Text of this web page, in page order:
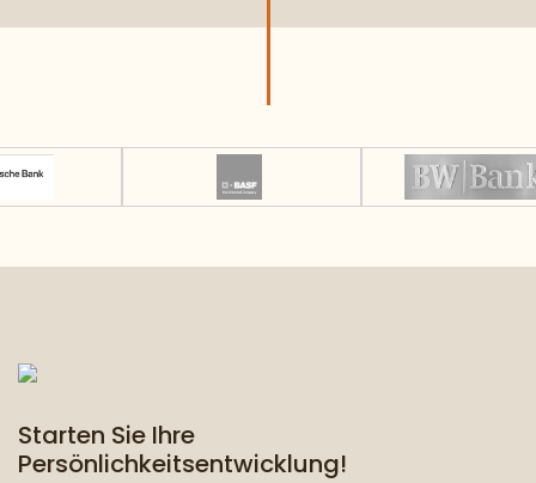
Starten Sie Ihre
Persönlichkeitsentwicklung!